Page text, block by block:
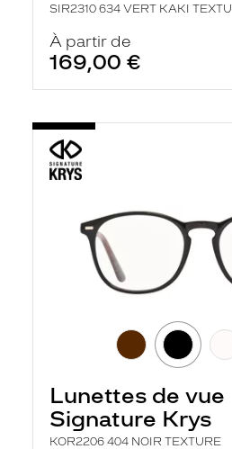
SIR2310 634 VERT KAKI TEXTU
À partir de
169,00 €
Lunettes de vue
Signature Krys
KOR2206 404 NOIR TEXTURE